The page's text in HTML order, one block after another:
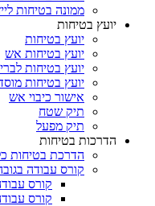
ממונה בטיחות
יועץ בטיחות
יועץ בטיחות
יועץ בטיחות אש
יועץ בטיחות
יועץ בטיחות
אישור כיבוי אש
תיק שטח
תיק מפעל
הדרכות בטיחות
הדרכת בטיחות
קורס עבודה
קורס
קורס